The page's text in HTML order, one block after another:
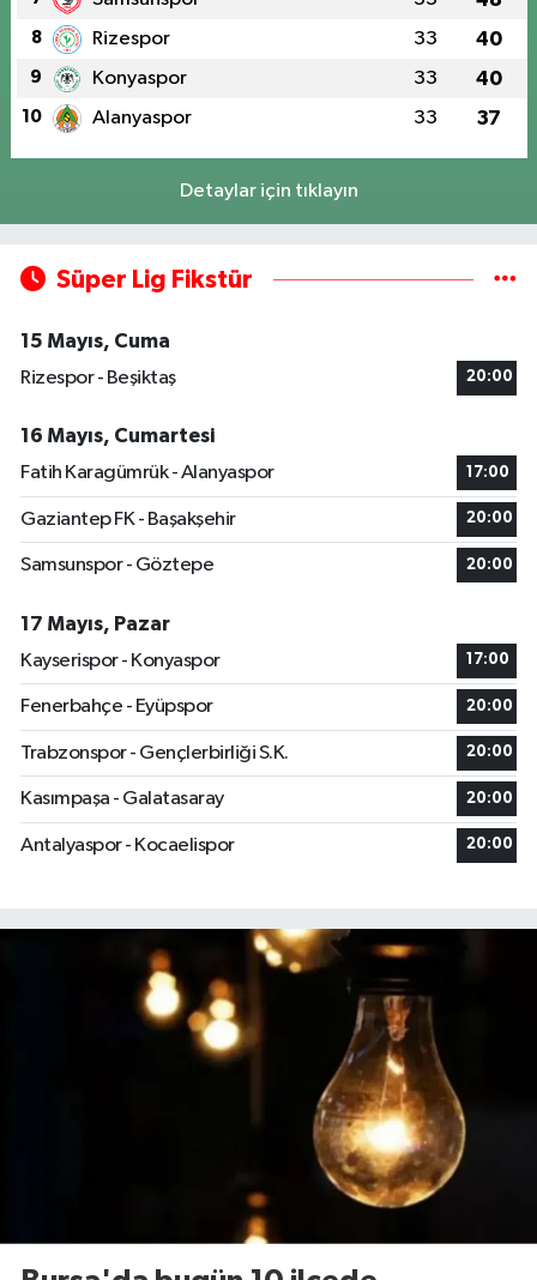
8 Rizespor 33 40
9 Konyaspor 33 40
10 Alanyaspor 33 37
Detaylar için tıklayın
Süper Lig Fikstür
15 Mayıs, Cuma
Rizespor - Beşiktaş
20:00
16 Mayıs, Cumartesi
Fatih Karagümrük - Alanyaspor
17:00
Gaziantep FK - Başakşehir 20:00
Samsunspor - Göztepe 20:00
17 Mayıs, Pazar
Kayserispor - Konyaspor
17:00
Fenerbahçe - Eyüpspor 20:00
Trabzonspor - Gençlerbirliği S.K. 20:00
Kasımpaşa - Galatasaray 20:00
Antalyaspor - Kocaelispor 20:00